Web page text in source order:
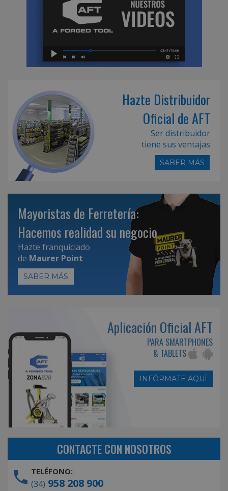
Hazte Distribuidor
Oficial de AFT
Ser distribuidor
tiene sus ventajas
SABER MÁS
Mayoristas de Ferretería:
Hacemos realidad su negocio
Hazte franquiciado
de Maurer Point
SABER MÁS
Aplicación Oficial AFT
PARA SMARTPHONES
& TABLETS
INFÓRMATE AQUÍ
CONTACTE CON NOSOTROS
TELÉFONO:
(34) 958 208 900